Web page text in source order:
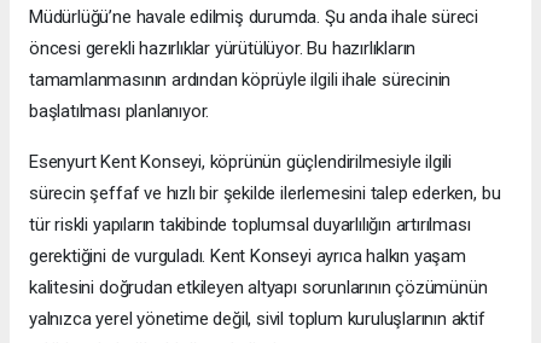
Müdürlüğü’ne havale edilmiş durumda. Şu anda ihale süreci
öncesi gerekli hazırlıklar yürütülüyor. Bu hazırlıkların
tamamlanmasının ardından köprüyle ilgili ihale sürecinin
başlatılması planlanıyor.
Esenyurt Kent Konseyi, köprünün güçlendirilmesiyle ilgili
sürecin şeffaf ve hızlı bir şekilde ilerlemesini talep ederken, bu
tür riskli yapıların takibinde toplumsal duyarlılığın artırılması
gerektiğini de vurguladı. Kent Konseyi ayrıca halkın yaşam
kalitesini doğrudan etkileyen altyapı sorunlarının çözümünün
yalnızca yerel yönetime değil, sivil toplum kuruluşlarının aktif